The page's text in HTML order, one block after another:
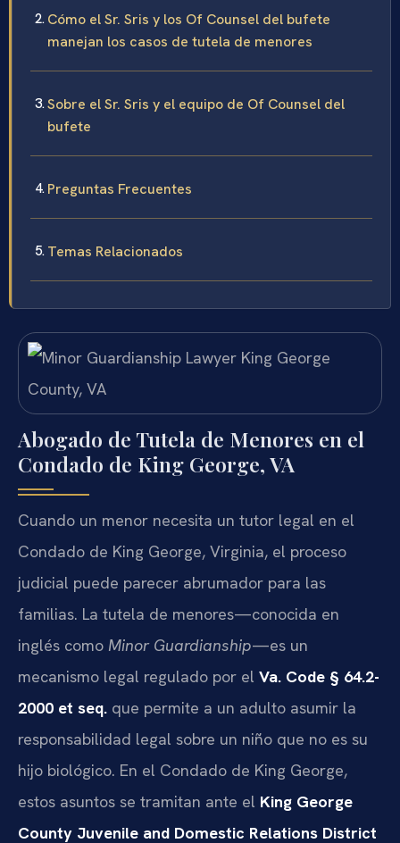
Cómo el Sr. Sris y los Of Counsel del bufete
manejan los casos de tutela de menores
Sobre el Sr. Sris y el equipo de Of Counsel del
bufete
Preguntas Frecuentes
Temas Relacionados
Abogado de Tutela de Menores en el
Condado de King George, VA
Cuando un menor necesita un tutor legal en el
Condado de King George, Virginia, el proceso
judicial puede parecer abrumador para las
familias. La tutela de menores—conocida en
inglés como Minor Guardianship—es un
mecanismo legal regulado por el Va. Code § 64.2-
2000 et seq. que permite a un adulto asumir la
responsabilidad legal sobre un niño que no es su
hijo biológico. En el Condado de King George,
estos asuntos se tramitan ante el King George
County Juvenile and Domestic Relations District